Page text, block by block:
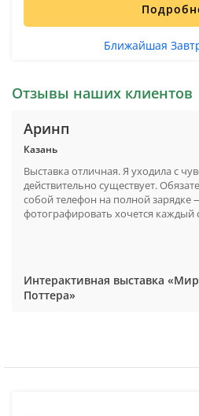
Ближайшая
Отзывы наших клиентов
Аринп
Казань
Выставка отличная. Я уходила с
действительно существует.
собой телефон на полной зарядке
фотографировать хочется каждый
Интерактивная выставка
Поттера»